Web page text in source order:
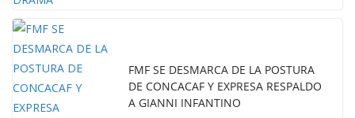
FMF SE DESMARCA DE LA POSTURA
DE CONCACAF Y EXPRESA RESPALDO
A GIANNI INFANTINO